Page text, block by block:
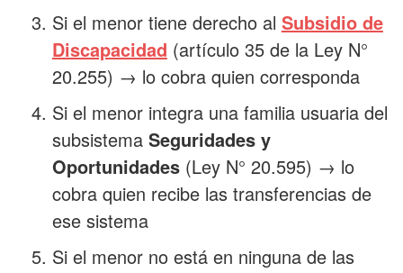
Si el menor tiene derecho al Subsidio de
Discapacidad (artículo 35 de la Ley N°
20.255) → lo cobra quien corresponda
Si el menor integra una familia usuaria del
subsistema Seguridades y
Oportunidades(Ley N° 20.595) → lo
cobra quien recibe las transferencias de
ese sistema
Si el menor no está en ninguna de las